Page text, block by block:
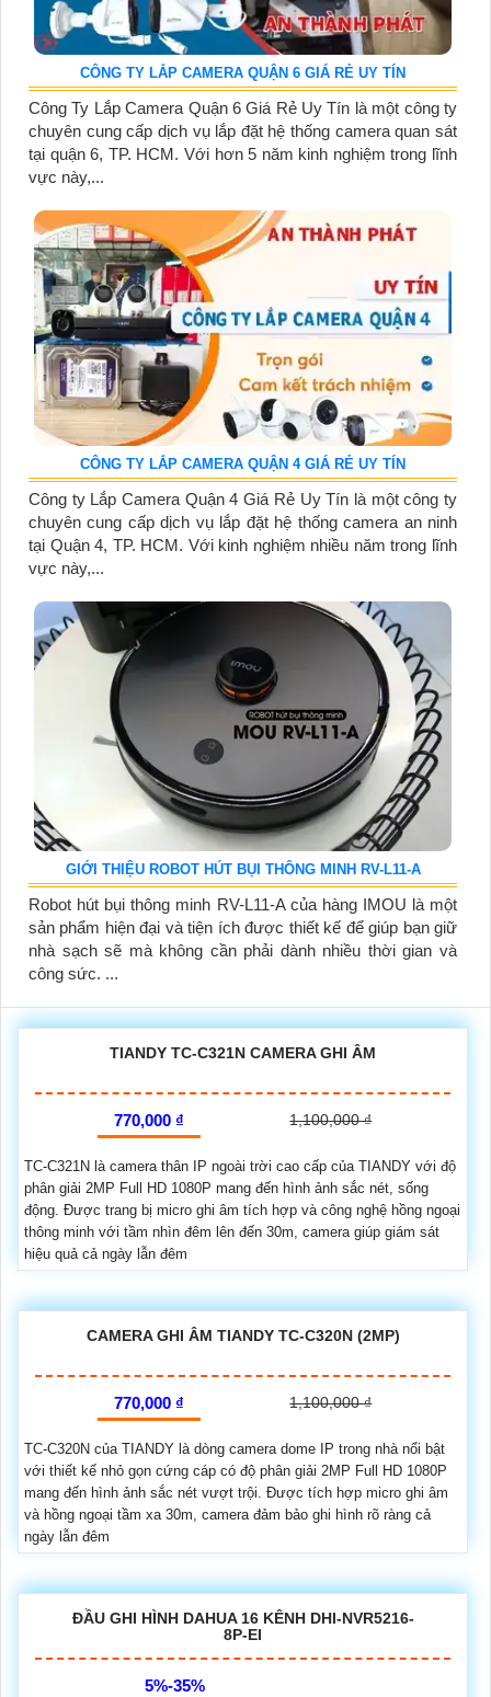
CÔNG TY LẮP CAMERA QUẬN 6 GIÁ RẺ UY TÍN
Công Ty Lắp Camera Quận 6 Giá Rẻ Uy Tín là một công ty
chuyên cung cấp dịch vụ lắp đặt hệ thống camera quan sát
tại quận 6, TP. HCM. Với hơn 5 năm kinh nghiệm trong lĩnh
vực này,...
CÔNG TY LẮP CAMERA QUẬN 4 GIÁ RẺ UY TÍN
Công ty Lắp Camera Quận 4 Giá Rẻ Uy Tín là một công ty
chuyên cung cấp dịch vụ lắp đặt hệ thống camera an ninh
tại Quận 4, TP. HCM. Với kinh nghiệm nhiều năm trong lĩnh
vực này,...
GIỚI THIỆU ROBOT HÚT BỤI THÔNG MINH RV-L11-A
Robot hút bụi thông minh RV-L11-A của hàng IMOU là một
sản phẩm hiện đại và tiện ích được thiết kế để giúp bạn giữ
nhà sạch sẽ mà không cần phải dành nhiều thời gian và
công sức. ...
TIANDY TC-C321N CAMERA GHI ÂM
770,000 ₫ 1,100,000 ₫
TC-C321N là camera thân IP ngoài trời cao cấp của TIANDY với độ
phân giải 2MP Full HD 1080P mang đến hình ảnh sắc nét, sống
động. Được trang bị micro ghi âm tích hợp và công nghệ hồng ngoại
thông minh với tầm nhìn đêm lên đến 30m, camera giúp giám sát
hiệu quả cả ngày lẫn đêm
CAMERA GHI ÂM TIANDY TC-C320N (2MP)
770,000 ₫ 1,100,000 ₫
TC-C320N của TIANDY là dòng camera dome IP trong nhà nổi bật
với thiết kế nhỏ gọn cứng cáp có độ phân giải 2MP Full HD 1080P
mang đến hình ảnh sắc nét vượt trội. Được tích hợp micro ghi âm
và hồng ngoại tầm xa 30m, camera đảm bảo ghi hình rõ ràng cả
ngày lẫn đêm
ĐẦU GHI HÌNH DAHUA 16 KÊNH DHI-NVR5216-
8P-EI
5%-35%